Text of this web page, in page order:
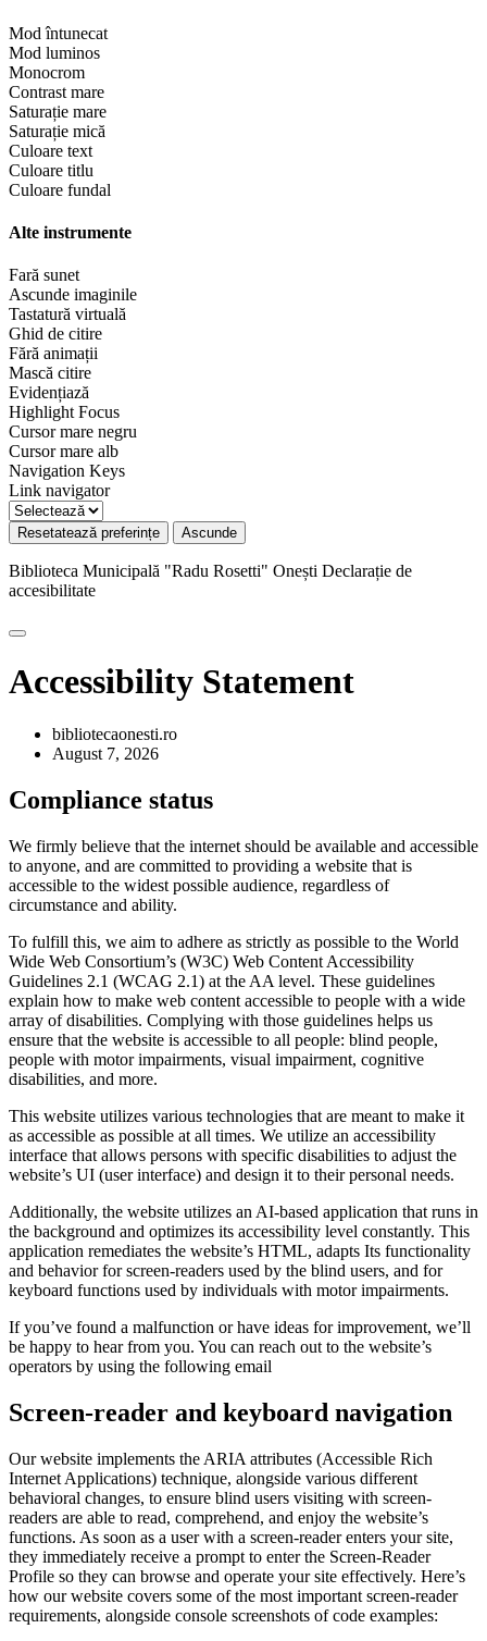
Mod întunecat
Mod luminos
Monocrom
Contrast mare
Saturație mare
Saturație mică
Culoare text
Culoare titlu
Culoare fundal
Alte instrumente
Fară sunet
Ascunde imaginile
Tastatură virtuală
Ghid de citire
Fără animații
Mască citire
Evidențiază
Highlight Focus
Cursor mare negru
Cursor mare alb
Navigation Keys
Link navigator
Resetatează preferințe Ascunde
Biblioteca Municipală "Radu Rosetti" Onești Declarație de
accesibilitate
Accessibility Statement
bibliotecaonesti.ro
August 7, 2026
Compliance status
We firmly believe that the internet should be available and accessible
to anyone, and are committed to providing a website that is
accessible to the widest possible audience, regardless of
circumstance and ability.
To fulfill this, we aim to adhere as strictly as possible to the World
Wide Web Consortium’s (W3C) Web Content Accessibility
Guidelines 2.1 (WCAG 2.1) at the AA level. These guidelines
explain how to make web content accessible to people with a wide
array of disabilities. Complying with those guidelines helps us
ensure that the website is accessible to all people: blind people,
people with motor impairments, visual impairment, cognitive
disabilities, and more.
This website utilizes various technologies that are meant to make it
as accessible as possible at all times. We utilize an accessibility
interface that allows persons with specific disabilities to adjust the
website’s UI (user interface) and design it to their personal needs.
Additionally, the website utilizes an AI-based application that runs in
the background and optimizes its accessibility level constantly. This
application remediates the website’s HTML, adapts Its functionality
and behavior for screen-readers used by the blind users, and for
keyboard functions used by individuals with motor impairments.
If you’ve found a malfunction or have ideas for improvement, we’ll
be happy to hear from you. You can reach out to the website’s
operators by using the following email
Screen-reader and keyboard navigation
Our website implements the ARIA attributes (Accessible Rich
Internet Applications) technique, alongside various different
behavioral changes, to ensure blind users visiting with screen-
readers are able to read, comprehend, and enjoy the website’s
functions. As soon as a user with a screen-reader enters your site,
they immediately receive a prompt to enter the Screen-Reader
Profile so they can browse and operate your site effectively. Here’s
how our website covers some of the most important screen-reader
requirements, alongside console screenshots of code examples: